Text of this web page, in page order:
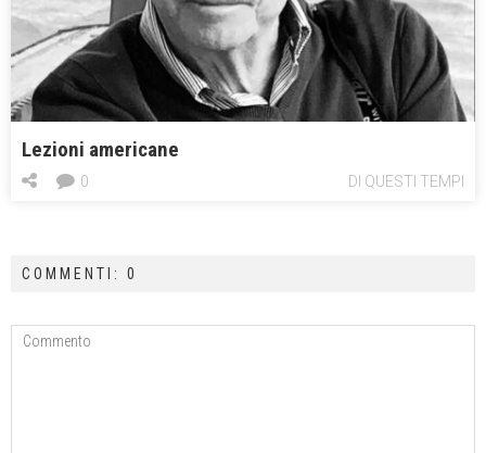
Lezioni americane
DI QUESTI TEMPI
0
COMMENTI: 0